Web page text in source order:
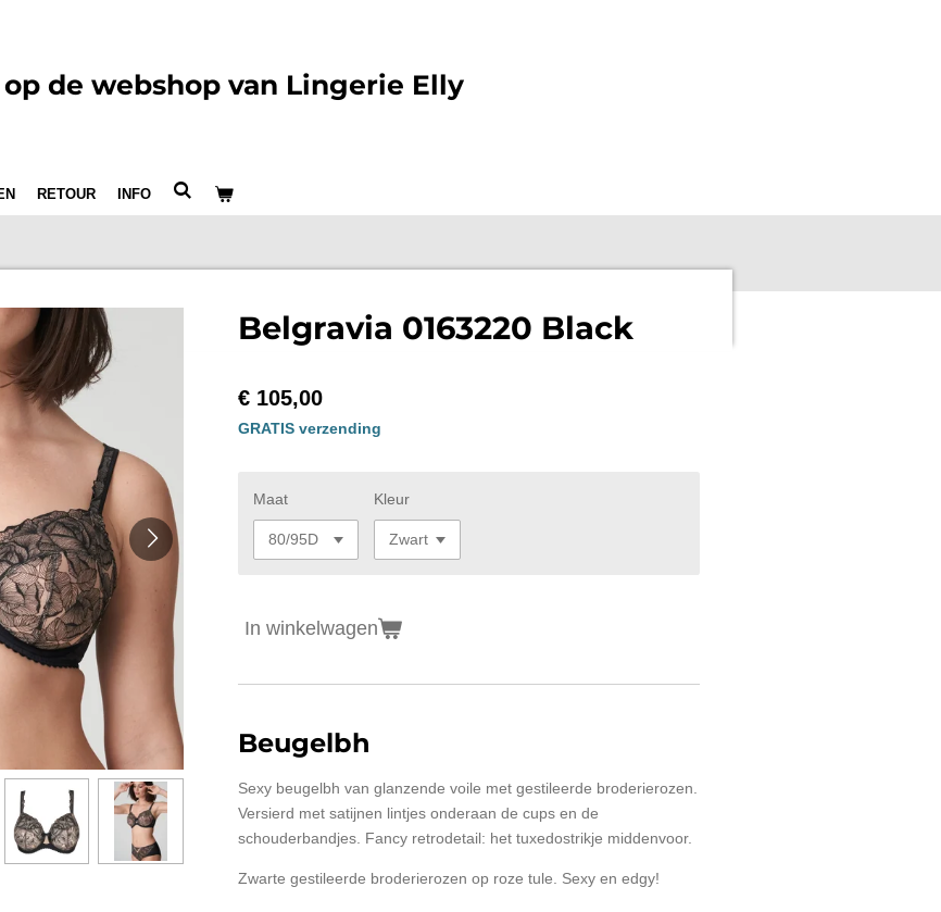
de webshop van Lingerie Elly
RETOUR INFO
Belgravia 0163220 Black
€ 105,00
GRATIS verzending
Maat Kleur
In winkelwagen
Beugelbh
Sexy beugelbh van glanzende voile met gestileerde broderierozen.
Versierd met satijnen lintjes onderaan de cups en de
schouderbandjes. Fancy retrodetail: het tuxedostrikje middenvoor.
Zwarte gestileerde broderierozen op roze tule. Sexy en edgy!